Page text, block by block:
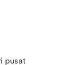
pusat